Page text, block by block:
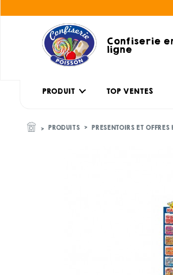
Confiserie
ligne
PRODUIT TOP VENTES
PRODUITS PRESENTOIRS ET